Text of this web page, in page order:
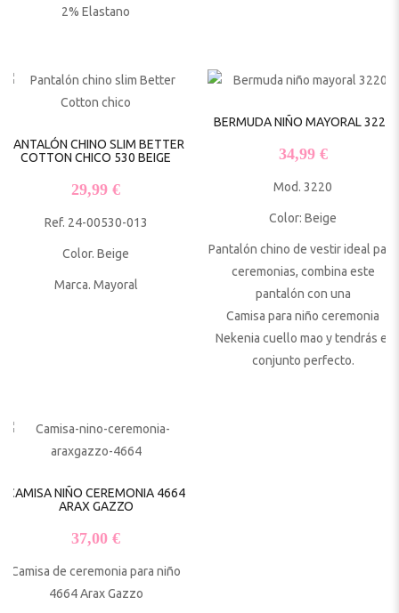
2% Elastano
PANTALÓN CHINO SLIM BETTER
COTTON CHICO 530 BEIGE
29,99€
Ref. 24-00530-013
Color. Beige
Marca. Mayoral
BERMUDA NIÑO MAYORAL 3220
34,99 €
Mod. 3220
Color: Beige
Pantalón chino de vestir ideal para
ceremonias, combina este
pantalón con una
Camisa para niño ceremonia
Nekenia cuello mao y tendrás el
conjunto perfecto.
CAMISA NIÑO CEREMONIA 4664
ARAX GAZZO
37,00€
Camisa de ceremonia para niño
4664 Arax Gazzo